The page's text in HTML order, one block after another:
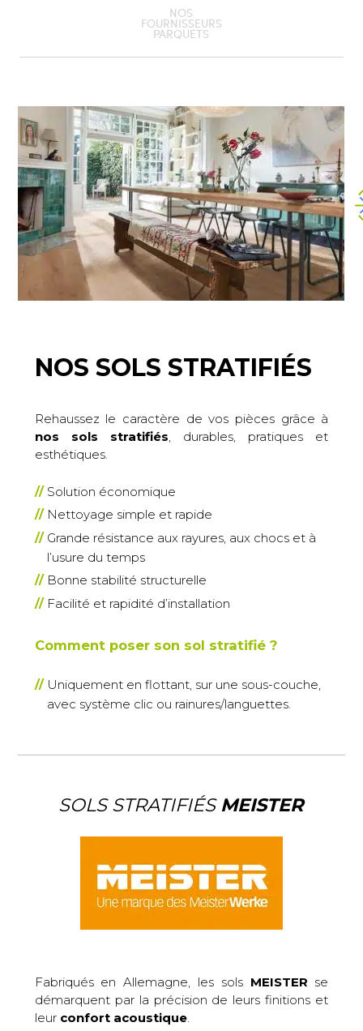
NOS
FOURNISSEURS
PARQUETS
NOS SOLS STRATIFIÉS
Rehaussez le caractère de vos pièces grâce à
nos sols stratifiés, durables, pratiques et
esthétiques.
Solution économique
Nettoyage simple et rapide
Grande résistance aux rayures, aux chocs et à
l’usure du temps
Bonne stabilité structurelle
Facilité et rapidité d’installation
Comment poser son sol stratifié ?
Uniquement en flottant, sur une sous-couche,
avec système clic ou rainures/languettes.
SOLS STRATIFIÉS MEISTER
Fabriqués en Allemagne, les sols MEISTER se
démarquent par la précision de leurs finitions et
leur confort acoustique.